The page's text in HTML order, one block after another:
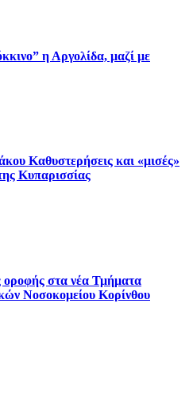
η Αργολίδα, μαζί με
Καθυστερήσεις και «μισές»
Κυπαρισσίας
οροφής στα νέα Τμήματα
Νοσοκομείου Κορίνθου